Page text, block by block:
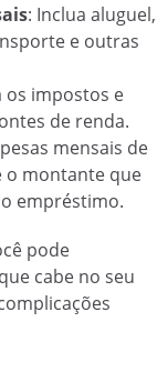
: Inclua aluguel,
e outras
os impostos e
de renda.
mensais de
o montante que
empréstimo.
pode
cabe no seu